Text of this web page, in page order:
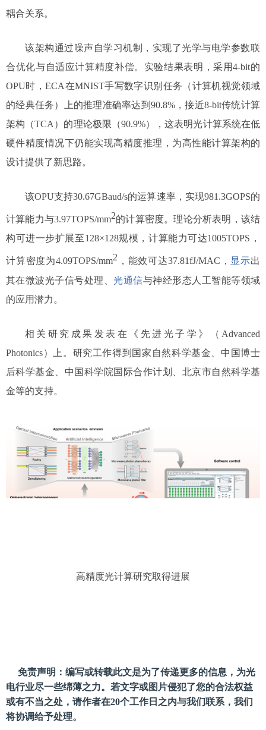
耦合关系。
该架构通过噪声自学习机制，实现了光学与电学参数联
合优化与自适应计算精度补偿。实验结果表明，采用4-bit的
OPU时，ECA在MNIST手写数字识别任务（计算机视觉领域
的经典任务）上的推理准确率达到90.8%，接近8-bit传统计算
架构（TCA）的理论极限（90.9%），这表明光计算系统在低
硬件精度情况下仍能实现高精度推理，为高性能计算架构的
设计提供了新思路。
该OPU支持30.67GBaud/s的运算速率，实现981.3GOPS的
计算能力与3.97TOPS/mm2的计算密度。理论分析表明，该结
构可进一步扩展至128×128规模，计算能力可达1005TOPS，
计算密度为4.09TOPS/mm2 ，能效可达37.81fJ/MAC， 显示出
其在微波光子信号处理、光通信与神经形态人工智能等领域
的应用潜力。
相关研究成果发表在《先进光子学》（ Advanced
Photonics）上。研究工作得到国家自然科学基金、中国博士
后科学基金、中国科学院国际合作计划、北京市自然科学基
金等的支持。
高精度光计算研究取得进展
免责声明：编写或转载此文是为了传递更多的信息，为光
电行业尽一些绵薄之力。若文字或图片侵犯了您的合法权益
或有不当之处，请作者在20个工作日之内与我们联系，我们
将协调给予处理。